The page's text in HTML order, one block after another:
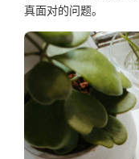
真面对的问题。